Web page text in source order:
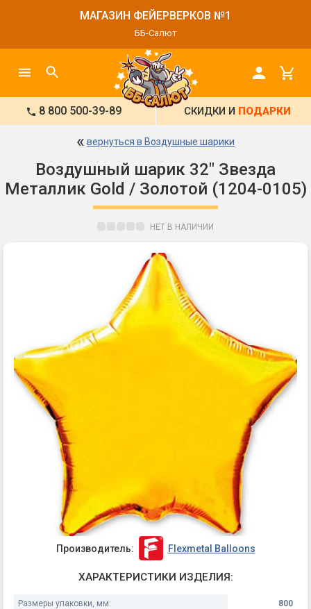
МАГАЗИН ФЕЙЕРВЕРКОВ №1
ББ-Салют
8 800 500-39-89 СКИДКИ И ПОДАРКИ
« вернуться в Воздушные шарики
Воздушный шарик 32" Звезда
Металлик Gold / Золотой (1204-0105)
НЕТ В НАЛИЧИИ
Производитель: Flexmetal Balloons
ХАРАКТЕРИСТИКИ ИЗДЕЛИЯ:
Размеры упаковки, мм:
800